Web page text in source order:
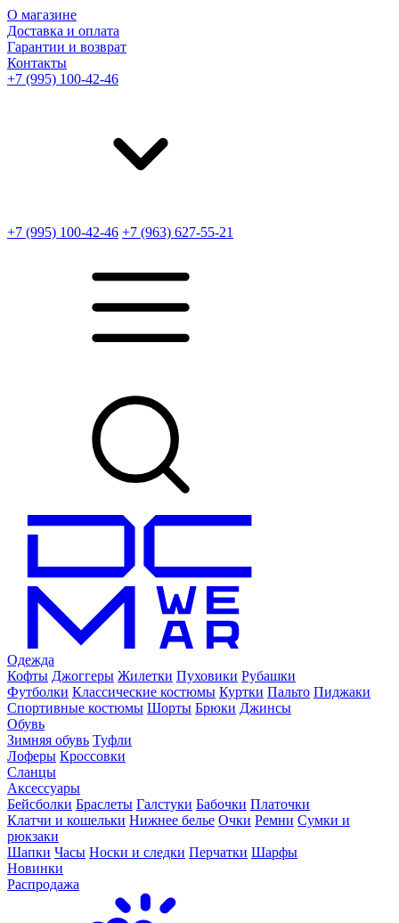
О магазине
Доставка и оплата
Гарантии и возврат
Контакты
+7 (995) 100-42-46
+7 (995) 100-42-46 +7 (963) 627-55-21
Одежда
Кофты Джоггеры Жилетки Пуховики Рубашки
Футболки Классические костюмы Куртки Пальто Пиджаки
Спортивные костюмы Шорты Брюки Джинсы
Обувь
Зимняя обувь Туфли
Лоферы Кроссовки
Сланцы
Аксессуары
Бейсболки Браслеты Галстуки Бабочки Платочки
Клатчи и кошельки Нижнее белье Очки Ремни Сумки и
рюкзаки
Шапки Часы Носки и следки Перчатки Шарфы
Новинки
Распродажа